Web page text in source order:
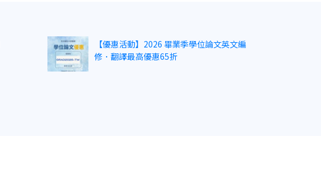
【優惠活動】2026 畢業季學位論文英文編
修．翻譯最高優惠65折